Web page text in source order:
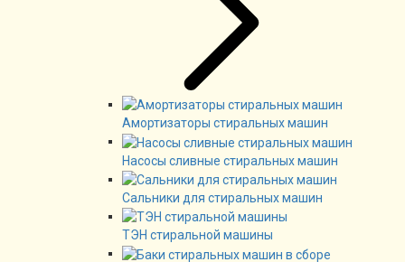
Амортизаторы стиральных машин
Насосы сливные стиральных машин
Сальники для стиральных машин
ТЭН стиральной машины